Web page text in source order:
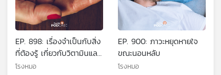
EP. 898: เรื่องจำเป็นกับสิ่ง
ที่ต้องรู้ เกี่ยวกับวิตามินและ
น้ำดื่มผสมวิตามิน
โรงหมอ
EP. 900: ภาวะหยุดหายใจ
ขณะนอนหลับ
โรงหมอ